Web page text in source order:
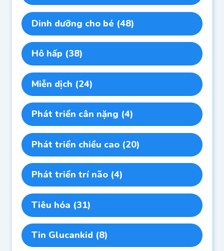
Dinh dưỡng cho bé (48)
Hô hấp (38)
Miễn dịch (24)
Phát triển cân nặng (4)
Phát triển chiều cao (20)
Phát triển trí não (4)
Tiêu hóa (31)
Tin Glucankid (8)